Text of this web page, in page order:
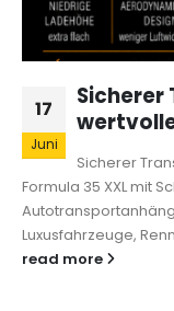
17
Juni
Sicherer
Sicherer
Formula 35 XXL mit
Luxusfahrzeuge,
read more